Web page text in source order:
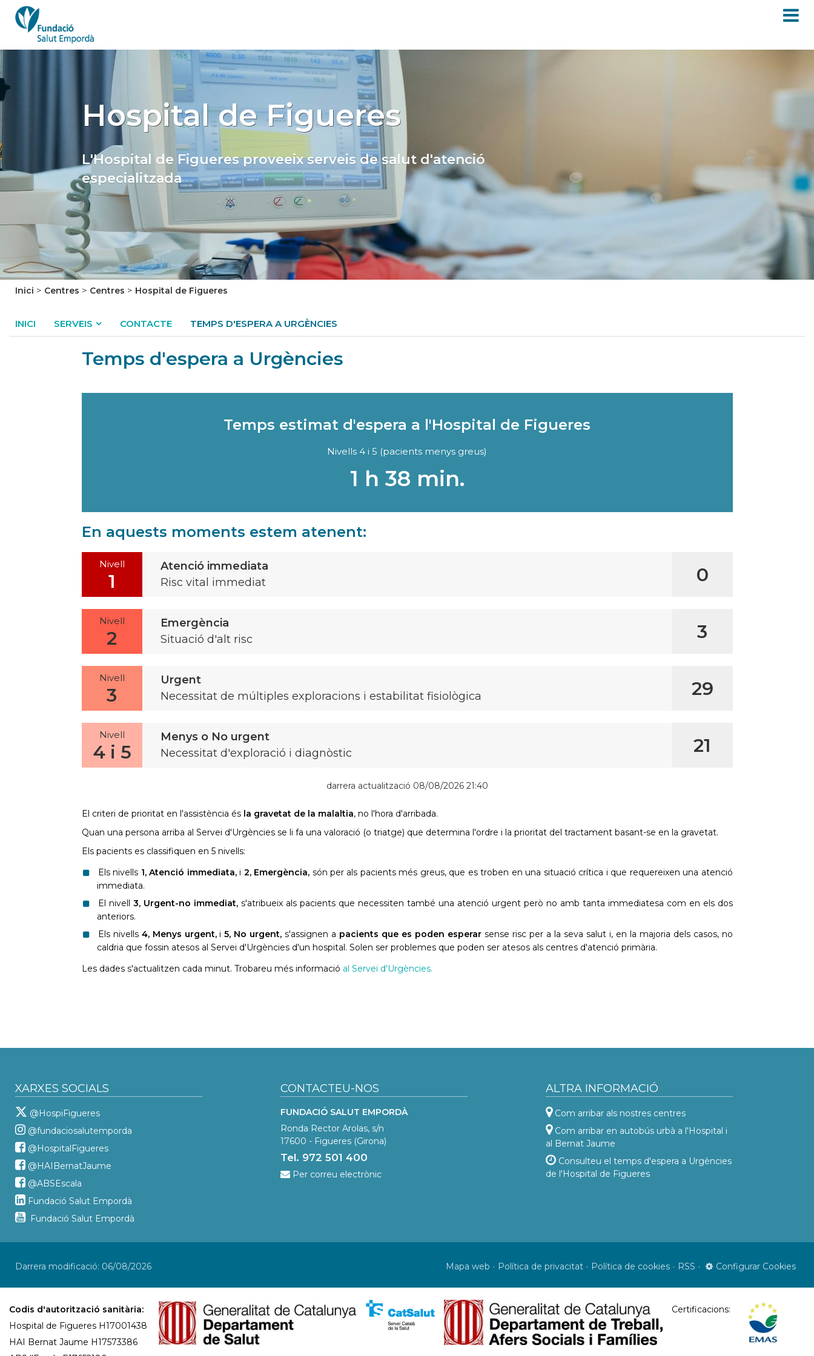
Hospital de Figueres
L'Hospital de Figueres proveeix serveis de salut d'atenció
especialitzada
Inici > Centres > Centres > Hospital de Figueres
INICI SERVEIS CONTACTE TEMPS D'ESPERA A URGÈNCIES
Temps d'espera a Urgències
Temps estimat d'espera a l'Hospital de Figueres
Nivells 4 i 5 (pacients menys greus)
1 h 38 min.
En aquests moments estem atenent:
Nivell
1
Atenció immediata
Risc vital immediat
0
Nivell
2
Emergència
Situació d'alt risc
3
Nivell
3
Urgent
Necessitat de múltiples exploracions i estabilitat fisiològica
29
Nivell
4 i 5
Menys o No urgent
Necessitat d'exploració i diagnòstic
21
darrera actualització 08/08/2026 21:40
El criteri de prioritat en l'assistència és la gravetat de la malaltia, no l'hora d'arribada.
Quan una persona arriba al Servei d'Urgències se li fa una valoració (o triatge) que determina l'ordre i la prioritat del tractament basant-se en la gravetat.
Els pacients es classifiquen en 5 nivells:
Els nivells 1, Atenció immediata,i 2, Emergència, són per als pacients més greus, que es troben en una situació crítica i que requereixen una atenció
immediata.
El nivell 3, Urgent-no immediat,s'atribueix als pacients que necessiten també una atenció urgent però no amb tanta immediatesa com en els dos
anteriors.
Els nivells 4, Menys urgent,i5, No urgent, s'assignen a pacients que es poden esperar sense risc per a la seva salut i, en la majoria dels casos, no
caldria que fossin atesos al Servei d'Urgències d'un hospital. Solen ser problemes que poden ser atesos als centres d'atenció primària.
Les dades s'actualitzen cada minut. Trobareu més informació al Servei d'Urgències.
XARXES SOCIALS
@HospiFigueres
@fundaciosalutemporda
@HospitalFigueres
@HAIBernatJaume
@ABSEscala
Fundació Salut Empordà
Fundació Salut Empordà
CONTACTEU-NOS
FUNDACIÓ SALUT EMPORDÀ
Ronda Rector Arolas, s/n
17600 - Figueres (Girona)
Tel. 972 501 400
Per correu electrònic
ALTRA INFORMACIÓ
Com arribar als nostres centres
Com arribar en autobús urbà a l'Hospital i
al Bernat Jaume
Consulteu el temps d'espera a Urgències
de l'Hospital de Figueres
Darrera modificació: 06/08/2026 Mapa web Política de privacitat Política de cookies RSS Configurar Cookies
Codis d'autorització sanitària:
Hospital de Figueres H17001438
HAI Bernat Jaume H17573386
Certificacions: